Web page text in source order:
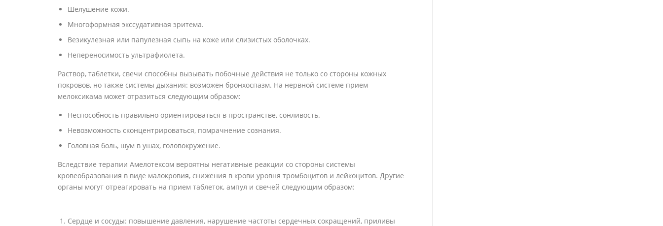
Шелушение кожи.
Многоформная экссудативная эритема.
Везикулезная или папулезная сыпь на коже или слизистых оболочках.
Непереносимость ультрафиолета.
Раствор, таблетки, свечи способны вызывать побочные действия не только со стороны кожных
покровов, но также системы дыхания: возможен бронхоспазм. На нервной системе прием
мелоксикама может отразиться следующим образом:
Неспособность правильно ориентироваться в пространстве, сонливость.
Невозможность сконцентрироваться, помрачнение сознания.
Головная боль, шум в ушах, головокружение.
Вследствие терапии Амелотексом вероятны негативные реакции со стороны системы
кровеобразования в виде малокровия, снижения в крови уровня тромбоцитов и лейкоцитов. Другие
органы могут отреагировать на прием таблеток, ампул и свечей следующим образом:
Сердце и сосуды: повышение давления, нарушение частоты сердечных сокращений, приливы